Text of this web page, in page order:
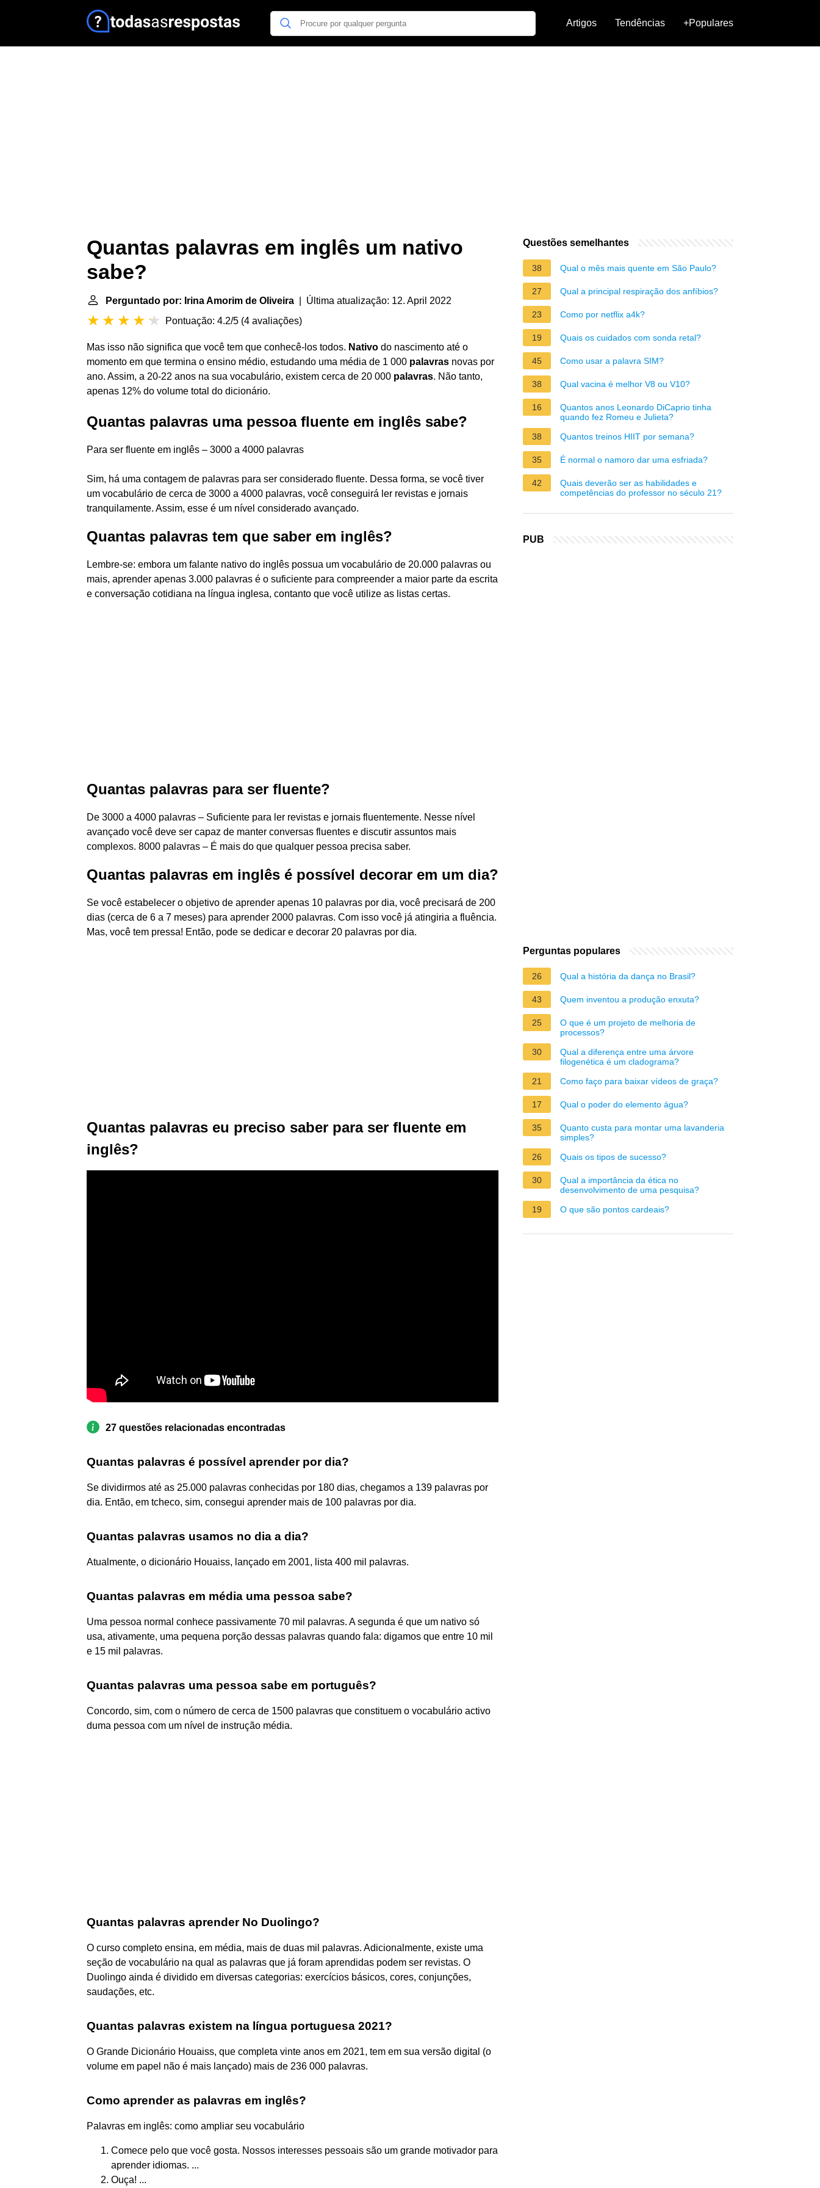
Artigos Tendências +Populares
Quantas palavras em inglês um nativo
sabe?
Perguntado por: Irina Amorim de Oliveira | Última atualização: 12. April 2022
Pontuação: 4.2/5 (4 avaliações)
Mas isso não significa que você tem que conhecê-los todos. Nativo do nascimento até o
momento em que termina o ensino médio, estudando uma média de 1 000 palavras novas por
ano. Assim, a 20-22 anos na sua vocabulário, existem cerca de 20 000 palavras. Não tanto,
apenas 12% do volume total do dicionário.
Quantas palavras uma pessoa fluente em inglês sabe?
Para ser fluente em inglês – 3000 a 4000 palavras
Sim, há uma contagem de palavras para ser considerado fluente. Dessa forma, se você tiver
um vocabulário de cerca de 3000 a 4000 palavras, você conseguirá ler revistas e jornais
tranquilamente. Assim, esse é um nível considerado avançado.
Quantas palavras tem que saber em inglês?
Lembre-se: embora um falante nativo do inglês possua um vocabulário de 20.000 palavras ou
mais, aprender apenas 3.000 palavras é o suficiente para compreender a maior parte da escrita
e conversação cotidiana na língua inglesa, contanto que você utilize as listas certas.
Quantas palavras para ser fluente?
De 3000 a 4000 palavras – Suficiente para ler revistas e jornais fluentemente. Nesse nível
avançado você deve ser capaz de manter conversas fluentes e discutir assuntos mais
complexos. 8000 palavras – É mais do que qualquer pessoa precisa saber.
Quantas palavras em inglês é possível decorar em um dia?
Se você estabelecer o objetivo de aprender apenas 10 palavras por dia, você precisará de 200
dias (cerca de 6 a 7 meses) para aprender 2000 palavras. Com isso você já atingiria a fluência.
Mas, você tem pressa! Então, pode se dedicar e decorar 20 palavras por dia.
Quantas palavras eu preciso saber para ser fluente em
inglês?
27 questões relacionadas encontradas
Quantas palavras é possível aprender por dia?
Se dividirmos até as 25.000 palavras conhecidas por 180 dias, chegamos a 139 palavras por
dia. Então, em tcheco, sim, consegui aprender mais de 100 palavras por dia.
Quantas palavras usamos no dia a dia?
Atualmente, o dicionário Houaiss, lançado em 2001, lista 400 mil palavras.
Quantas palavras em média uma pessoa sabe?
Uma pessoa normal conhece passivamente 70 mil palavras. A segunda é que um nativo só
usa, ativamente, uma pequena porção dessas palavras quando fala: digamos que entre 10 mil
e 15 mil palavras.
Quantas palavras uma pessoa sabe em português?
Concordo, sim, com o número de cerca de 1500 palavras que constituem o vocabulário activo
duma pessoa com um nível de instrução média.
Quantas palavras aprender No Duolingo?
O curso completo ensina, em média, mais de duas mil palavras. Adicionalmente, existe uma
seção de vocabulário na qual as palavras que já foram aprendidas podem ser revistas. O
Duolingo ainda é dividido em diversas categorias: exercícios básicos, cores, conjunções,
saudações, etc.
Quantas palavras existem na língua portuguesa 2021?
O Grande Dicionário Houaiss, que completa vinte anos em 2021, tem em sua versão digital (o
volume em papel não é mais lançado) mais de 236 000 palavras.
Como aprender as palavras em inglês?
Palavras em inglês: como ampliar seu vocabulário
Comece pelo que você gosta. Nossos interesses pessoais são um grande motivador para
aprender idiomas. ...
Ouça! ...
Questões semelhantes
38 Qual o mês mais quente em São Paulo?
27 Qual a principal respiração dos anfíbios?
23 Como por netflix a4k?
19 Quais os cuidados com sonda retal?
45 Como usar a palavra SIM?
38 Qual vacina é melhor V8 ou V10?
16
Quantos anos Leonardo DiCaprio tinha
quando fez Romeu e Julieta?
38
Quantos treinos HIIT por semana?
35 É normal o namoro dar uma esfriada?
42
Quais deverão ser as habilidades e
competências do professor no século 21?
PUB
Perguntas populares
26 Qual a história da dança no Brasil?
43 Quem inventou a produção enxuta?
25
O que é um projeto de melhoria de
processos?
30
Qual a diferença entre uma árvore
filogenética é um cladograma?
21
Como faço para baixar vídeos de graça?
17 Qual o poder do elemento água?
35
Quanto custa para montar uma lavanderia
simples?
26
Quais os tipos de sucesso?
30
Qual a importância da ética no
desenvolvimento de uma pesquisa?
19
O que são pontos cardeais?